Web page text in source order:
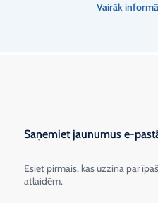
Vairāk
Saņemiet jaunumus e-
Esiet pirmais, kas uzzina par
atlaidēm.